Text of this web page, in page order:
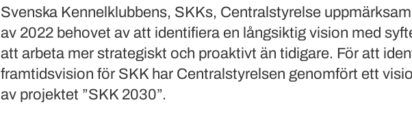
Svenska Kennelklubbens, SKKs, Centralstyrelse
av 2022 behovet av att identifiera en långsiktig vision med
att arbeta mer strategiskt och proaktivt än tidigare. För att
framtidsvision för SKK har Centralstyrelsen genomfört ett
av projektet ”SKK 2030”.